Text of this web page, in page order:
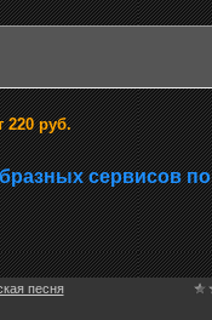
220 руб.
сервисов по
песня